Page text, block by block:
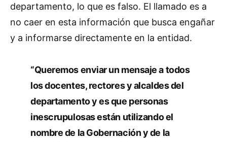
departamento, lo que es falso. El llamado es a
no caer en esta información que busca engañar
y a informarse directamente en la entidad.
“Queremos enviar un mensaje a todos
los docentes, rectores y alcaldes del
departamento y es que personas
inescrupulosas están utilizando el
nombre de la Gobernación y de la